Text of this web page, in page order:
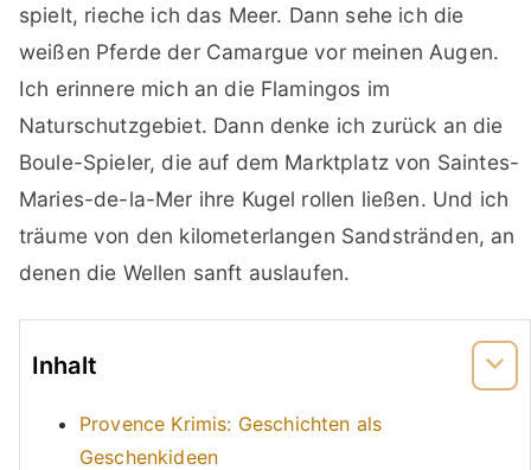
spielt, rieche ich das Meer. Dann sehe ich die
weißen Pferde der Camargue vor meinen Augen.
Ich erinnere mich an die Flamingos im
Naturschutzgebiet. Dann denke ich zurück an die
Boule-Spieler, die auf dem Marktplatz von Saintes-
Maries-de-la-Mer ihre Kugel rollen ließen. Und ich
träume von den kilometerlangen Sandstränden, an
denen die Wellen sanft auslaufen.
Inhalt
Provence Krimis: Geschichten als
Geschenkideen